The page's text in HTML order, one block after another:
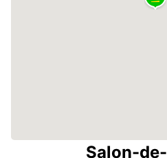
تأجير السيارات في Salon-de-